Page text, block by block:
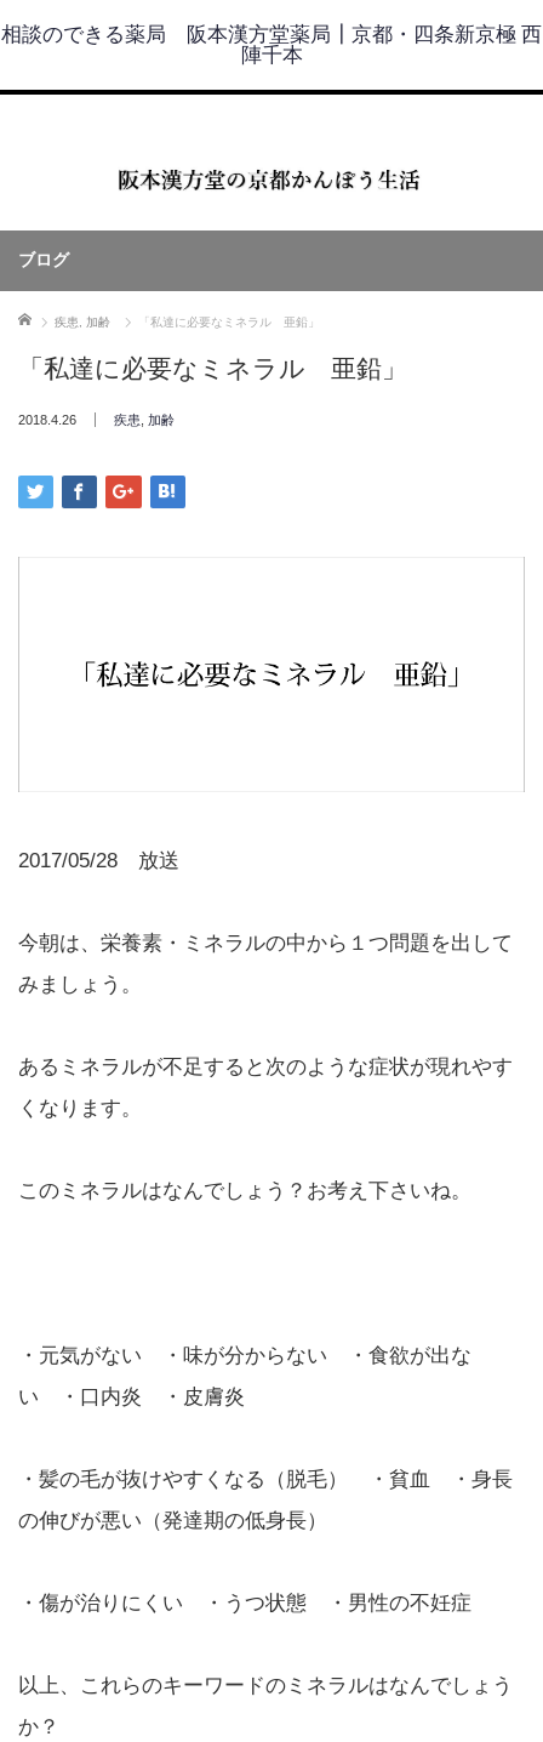
相談のできる薬局 阪本漢方堂薬局┃京都・四条新京極 西
陣千本
ブログ
ホーム 疾患 加齢 「私達に必要なミネラル 亜鉛」
「私達に必要なミネラル 亜鉛」
2018.4.26 疾患 加齢
2017/05/28 放送
今朝は、栄養素・ミネラルの中から１つ問題を出して
みましょう。
あるミネラルが不足すると次のような症状が現れやす
くなります。
このミネラルはなんでしょう？お考え下さいね。
・元気がない ・味が分からない ・食欲が出な
い ・口内炎 ・皮膚炎
・髪の毛が抜けやすくなる（脱毛） ・貧血 ・身長
の伸びが悪い（発達期の低身長）
・傷が治りにくい ・うつ状態 ・男性の不妊症
以上、これらのキーワードのミネラルはなんでしょう
か？